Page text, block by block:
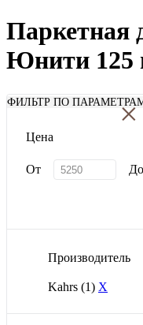
Паркетная
Юнити 125
ФИЛЬТР ПО ×
Цена
От До
Производитель
Kahrs (1) X